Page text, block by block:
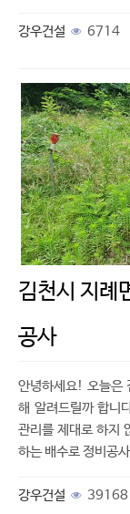
강우건설 6714
김천시 지례
공사
안녕하세요! 오늘은
해 알려드릴까 합니
관리를 제대로 하지
하는 배수로 정비공
강우건설 39168